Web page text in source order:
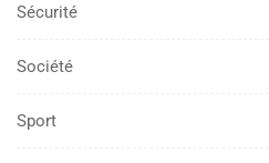
Sécurité
Société
Sport